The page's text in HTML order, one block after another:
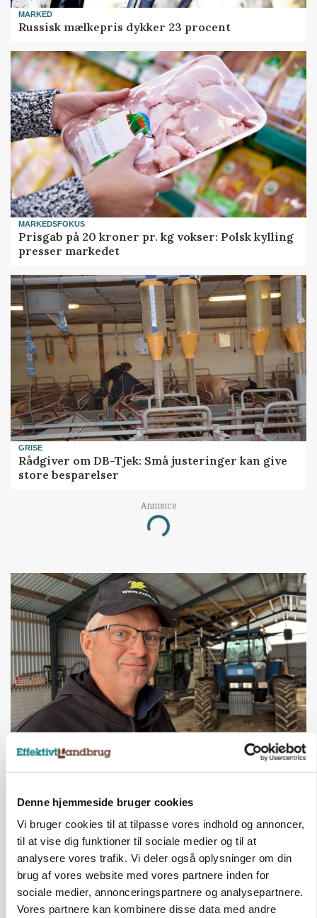
Denne hjemmeside bruger cookies
Vi bruger cookies til at tilpasse vores indhold og annoncer,
til at vise dig funktioner til sociale medier og til at
analysere vores trafik. Vi deler også oplysninger om din
brug af vores website med vores partnere inden for
sociale medier, annonceringspartnere og analysepartnere.
Vores partnere kan kombinere disse data med andre
MARKED
Russisk mælkepris dykker 23 procent
MARKEDSFOKUS
Prisgab på 20 kroner pr. kg vokser: Polsk kylling
presser markedet
GRISE
Rådgiver om DB-Tjek: Små justeringer kan give
store besparelser
Annonce
Loading...
POLITIK
»Nu stopper I«: Landbrugsdebattør og
protestgruppe vil demonstrere mod ny